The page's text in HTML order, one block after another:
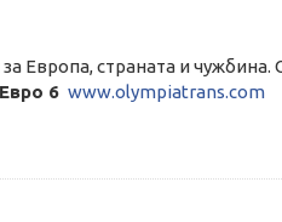
Европа, страната и
6 www.olympiatrans.com